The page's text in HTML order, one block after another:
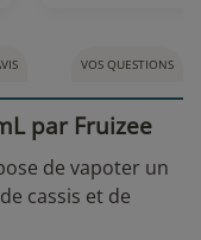
VOS QUESTIONS
par Fruizee
de vapoter un
cassis et de